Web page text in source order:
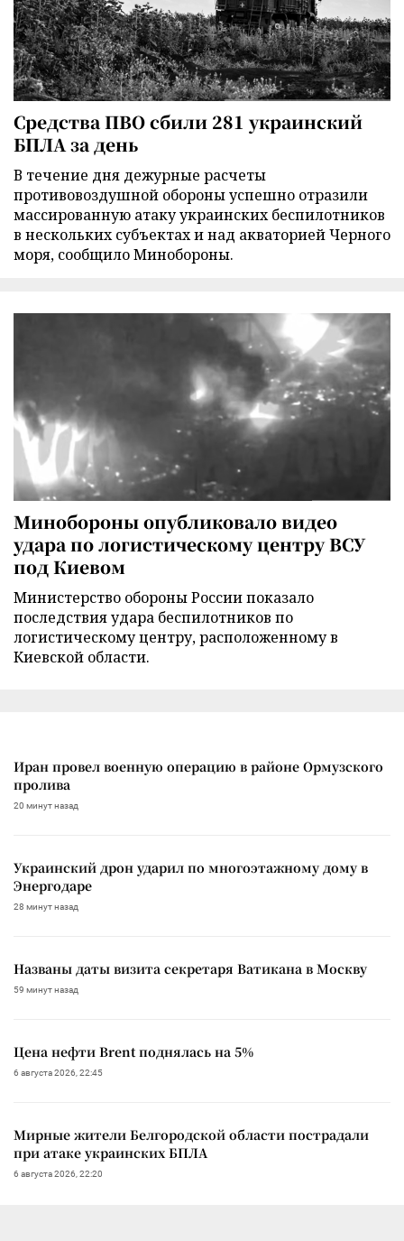
Средства ПВО сбили 281 украинский
БПЛА за день
В течение дня дежурные расчеты
противовоздушной обороны успешно отразили
массированную атаку украинских беспилотников
в нескольких субъектах и над акваторией Черного
моря, сообщило Минобороны.
Минобороны опубликовало видео
удара по логистическому центру ВСУ
под Киевом
Министерство обороны России показало
последствия удара беспилотников по
логистическому центру, расположенному в
Киевской области.
Иран провел военную операцию в районе Ормузского
пролива
20 минут назад
Украинский дрон ударил по многоэтажному дому в
Энергодаре
28 минут назад
Названы даты визита секретаря Ватикана в Москву
59 минут назад
Цена нефти Brent поднялась на 5%
6 августа 2026, 22:45
Мирные жители Белгородской области пострадали
при атаке украинских БПЛА
6 августа 2026, 22:20